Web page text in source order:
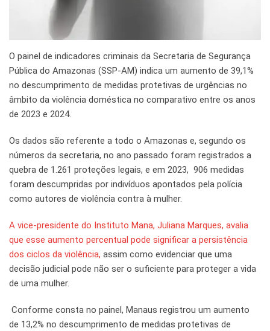
O painel de indicadores criminais da Secretaria de Segurança
Pública do Amazonas (SSP-AM) indica um aumento de 39,1%
no descumprimento de medidas protetivas de urgências no
âmbito da violência doméstica no comparativo entre os anos
de 2023 e 2024.
Os dados são referente a todo o Amazonas e, segundo os
números da secretaria, no ano passado foram registrados a
quebra de 1.261 proteções legais, e em 2023, 906 medidas
foram descumpridas por indivíduos apontados pela polícia
como autores de violência contra à mulher.
A vice-presidente do Instituto Mana, Juliana Marques, avalia
que esse aumento percentual pode significar a persistência
dos ciclos da violência, assim como evidenciar que uma
decisão judicial pode não ser o suficiente para proteger a vida
de uma mulher.
Conforme consta no painel, Manaus registrou um aumento
de 13,2% no descumprimento de medidas protetivas de